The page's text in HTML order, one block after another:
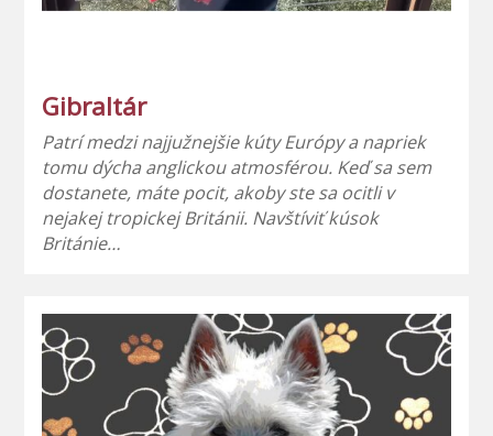
Gibraltár
Patrí medzi najjužnejšie kúty Európy a napriek
tomu dýcha anglickou atmosférou. Keď sa sem
dostanete, máte pocit, akoby ste sa ocitli v
nejakej tropickej Británii. Navštíviť kúsok
Británie…